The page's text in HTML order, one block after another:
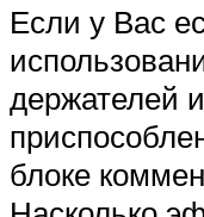
Если у Вас
держателей
блоке